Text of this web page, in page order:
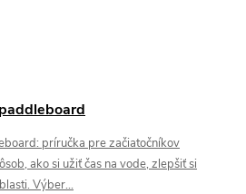
príručka pre začiatočníkov
ako si užiť čas na vode, zlepšiť si
Výber...